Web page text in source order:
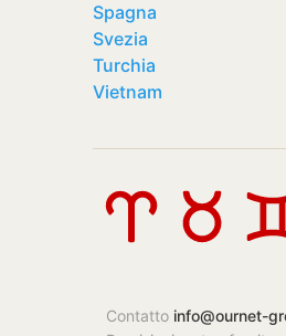
Spagna
Svezia
Turchia
Vietnam
Contatto info@ournet-